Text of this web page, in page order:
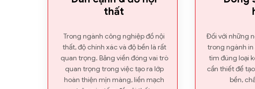
thất
Trong ngành công nghiệp đồ nội
thất, độ chính xác và độ bền là rất
quan trọng. Băng viền đóng vai trò
quan trọng trong việc tạo ra lớp
hoàn thiện mịn màng, liền mạch
Đối với những
trong ngành in
tìm đúng loại
cần thiết để
bền,